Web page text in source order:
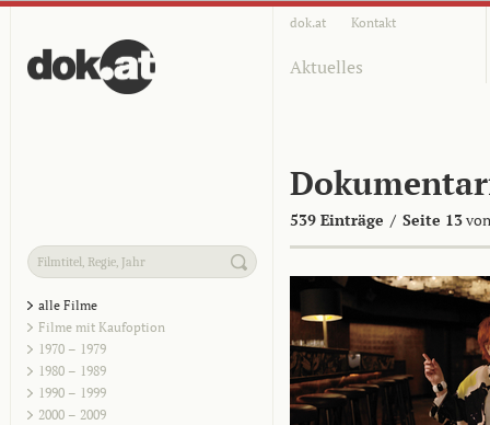
dok.at Kontakt
Aktuelles
539 Einträge / Seite 13
alle Filme
Filme mit Kaufoption
1970 – 1979
1980 – 1989
1990 – 1999
2000 – 2009